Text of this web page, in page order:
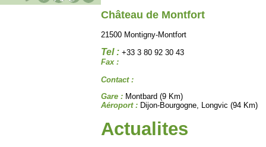
Château de Montfort
21500 Montigny-Montfort
Tel : +33 3 80 92 30 43
Fax :
Contact :
Gare : Montbard (9 Km)
Aéroport : Dijon-Bourgogne, Longvic (94 Km)
Actualites